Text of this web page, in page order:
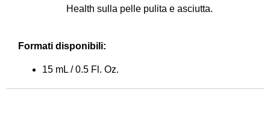
Health sulla pelle pulita e asciutta.
Formati disponibili:
15 mL / 0.5 Fl. Oz.